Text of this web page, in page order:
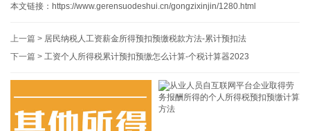
本文链接： https://www.gerensuodeshui.cn/gongzixinjin/1280.html
上一篇 > 居民纳税人工资薪金所得预扣预缴税款方法-累计预扣法
下一篇 > 工资个人所得税累计预扣预缴怎么计算-个税计算器2023